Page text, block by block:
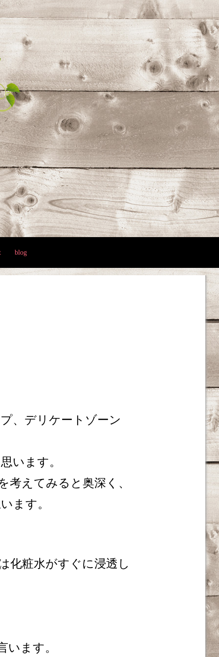
blog
、デリケートゾーン
います。
えてみると奥深く、
ます。
化粧水がすぐに浸透し
ます。